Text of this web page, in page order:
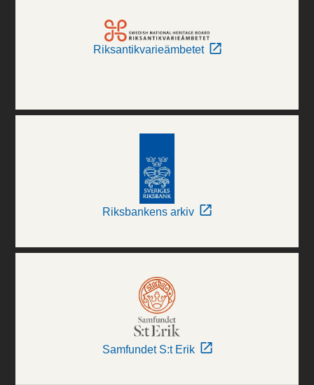
Riksantikvarieämbetet
Riksbankens arkiv
Samfundet S:t Erik